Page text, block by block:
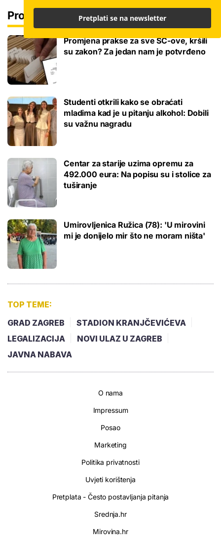
Pročitaj još
Promjena prakse za sve SC-ove, kršili
su zakon? Za jedan nam je potvrđeno
Studenti otkrili kako se obraćati
mladima kad je u pitanju alkohol: Dobili
su važnu nagradu
Centar za starije uzima opremu za
492.000 eura: Na popisu su i stolice za
tuširanje
Umirovljenica Ružica (78): 'U mirovini
mi je donijelo mir što ne moram ništa'
TOP TEME:
GRAD ZAGREB
STADION KRANJČEVIĆEVA
LEGALIZACIJA
NOVI ULAZ U ZAGREB
JAVNA NABAVA
O nama
Impressum
Posao
Marketing
Politika privatnosti
Uvjeti korištenja
Pretplata - Često postavljanja pitanja
Srednja.hr
Mirovina.hr
Pretplati se na newsletter